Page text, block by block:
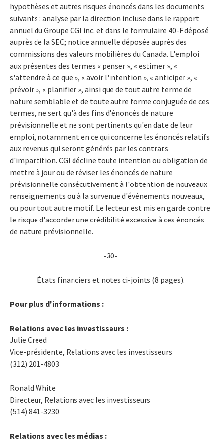
hypothèses et autres risques énoncés dans les documents
suivants : analyse par la direction incluse dans le rapport
annuel du Groupe CGI inc. et dans le formulaire 40-F déposé
auprès de la SEC; notice annuelle déposée auprès des
commissions des valeurs mobilières du Canada. L'emploi
aux présentes des termes « penser », « estimer », «
s'attendre à ce que », « avoir l'intention », « anticiper », «
prévoir », « planifier », ainsi que de tout autre terme de
nature semblable et de toute autre forme conjuguée de ces
termes, ne sert qu'à des fins d'énoncés de nature
prévisionnelle et ne sont pertinents qu'en date de leur
emploi, notamment en ce qui concerne les énoncés relatifs
aux revenus qui seront générés par les contrats
d'impartition. CGI décline toute intention ou obligation de
mettre à jour ou de réviser les énoncés de nature
prévisionnelle consécutivement à l'obtention de nouveaux
renseignements ou à la survenue d'événements nouveaux,
ou pour tout autre motif. Le lecteur est mis en garde contre
le risque d'accorder une crédibilité excessive à ces énoncés
de nature prévisionnelle.
-30-
États financiers et notes ci-joints (8 pages).
Pour plus d'informations :
Relations avec les investisseurs :
Julie Creed
Vice-présidente, Relations avec les investisseurs
(312) 201-4803
Ronald White
Directeur, Relations avec les investisseurs
(514) 841-3230
Relations avec les médias :